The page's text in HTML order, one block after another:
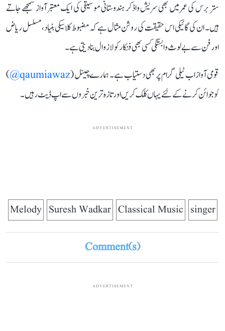
ستر برس کی عمر میں بھی سریش واڈکر ہندوستانی موسیقی کی ایک معتبر آواز سمجھے جاتے
ہیں۔ ان کی گائیکی اس حقیقت کی روشن مثال ہے کہ مضبوط کلاسیکی بنیاد، مسلسل ریاض
اور فن سے بے لوث وابستگی کسی بھی فنکار کو لازوال بنا دیتی ہے۔
قومی آواز اب ٹیلی گرام پر بھی دستیاب ہے۔ ہمارے چینل (qaumiawaz@
)
کو جوائن کرنے کے لئے یہاں کلک کریں اور تازہ ترین خبروں سے اپ ڈیٹ رہیں۔
ADVERTISEMENT
singer
Classical Music
Suresh Wadkar
Melody
Comment(s)
ADVERTISEMENT